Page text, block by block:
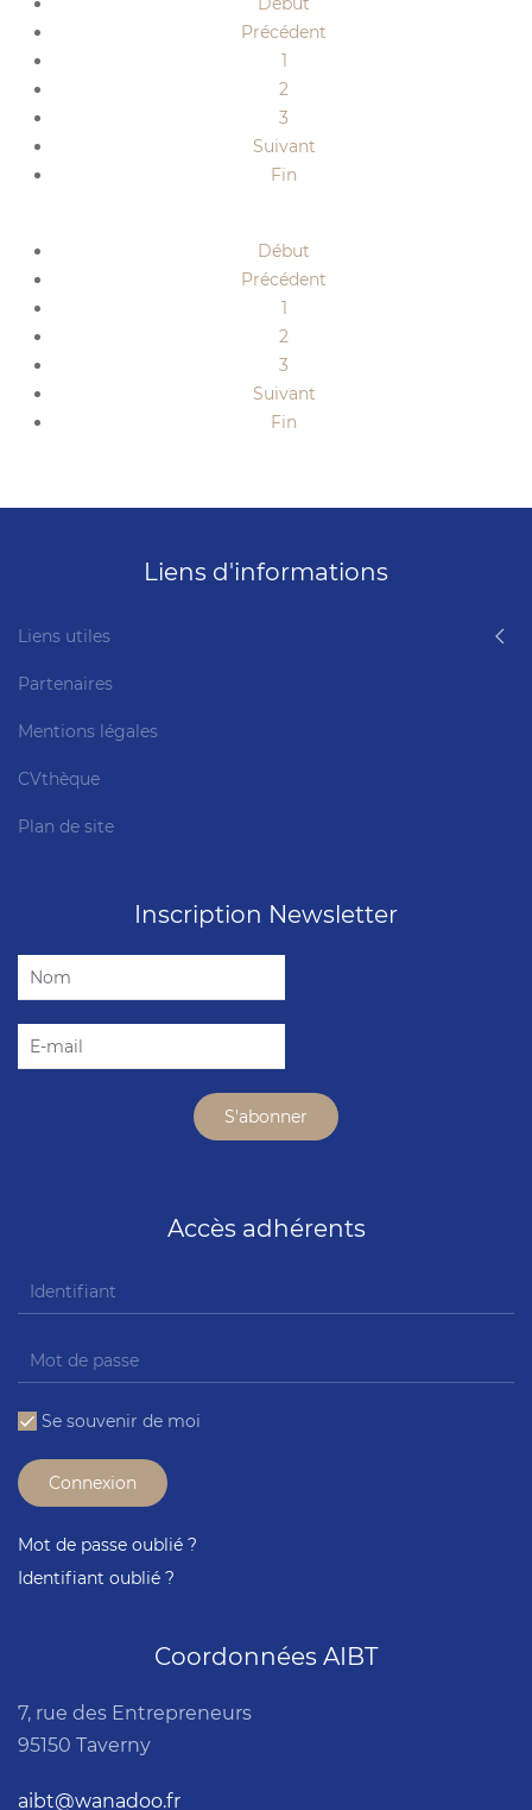
Précédent
1
2
3
Suivant
Fin
Début
Précédent
1
2
3
Suivant
Fin
Liens d'informations
Liens utiles
Partenaires
Mentions légales
CVthèque
Plan de site
Inscription Newsletter
Accès adhérents
Se souvenir de moi
Connexion
Mot de passe oublié ?
Identifiant oublié ?
Coordonnées AIBT
7, rue des Entrepreneurs
95150 Taverny
aibt@wanadoo.fr